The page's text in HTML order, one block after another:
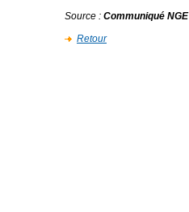
Source : Communiqué NGE
Retour